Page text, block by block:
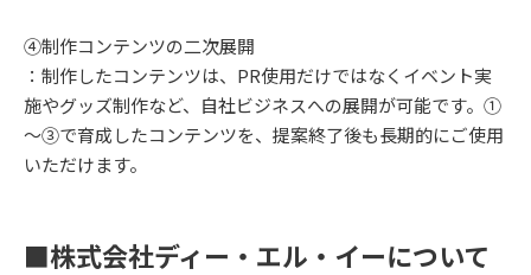
④制作コンテンツの二次展開
：制作したコンテンツは、PR使用だけではなくイベント実
施やグッズ制作など、自社ビジネスへの展開が可能です。①
～③で育成したコンテンツを、提案終了後も長期的にご使用
いただけます。
■株式会社ディー・エル・イーについて